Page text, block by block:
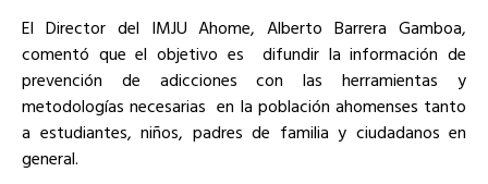
El Director del IMJU Ahome, Alberto Barrera Gamboa,
comentó que el objetivo es
difundir la información de
prevención de adicciones con las herramientas y
metodologías necesarias en la población ahomenses tanto
a estudiantes, niños, padres de familia y ciudadanos en
general.